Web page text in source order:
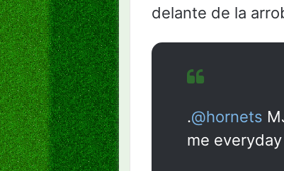
delante de la
.@hornets
me